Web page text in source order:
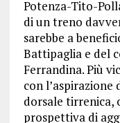
Potenza-Tito-
di un treno
sarebbe a
Battipaglia e del
Ferrandina. Più
con
dorsale tirrenica,
prospettiva di